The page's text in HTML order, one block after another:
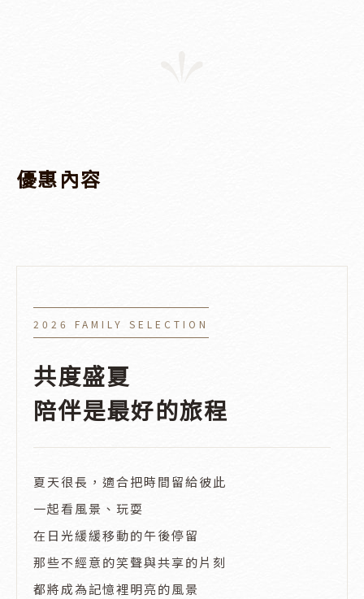
優惠內容
2026 FAMILY SELECTION
共度盛夏
陪伴是最好的旅程
夏天很長，適合把時間留給彼此
一起看風景、玩耍
在日光緩緩移動的午後停留
那些不經意的笑聲與共享的片刻
都將成為記憶裡明亮的風景